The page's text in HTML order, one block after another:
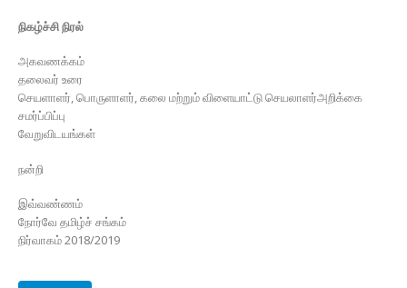
நிகழ்ச்சி நிரல்
அகவணக்கம்
தலைவர் உரை
செயளாளர், பொருளாளர், கலை மற்றும் விளையாட்டு செயலாளர்அறிக்கை
சமர்ப்பிப்பு
வேறுவிடயங்கள்
நன்றி
இவ்வண்ணம்
நோர்வே தமிழ்ச் சங்கம்
நிர்வாகம் 2018/2019